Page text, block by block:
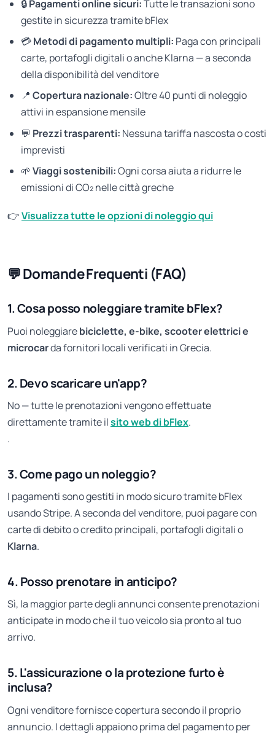
🔒Pagamenti online sicuri:Tutte le transazioni sono
gestite in sicurezza tramite bFlex
💳Metodi di pagamento multipli: Paga con principali
carte, portafogli digitali o anche Klarna — a seconda
della disponibilità del venditore
📍Copertura nazionale:Oltre 40 punti di noleggio
attivi in espansione mensile
💬 Prezzi trasparenti: Nessuna tariffa nascosta o costi
imprevisti
🌱Viaggi sostenibili:Ogni corsa aiuta a ridurre le
emissioni di CO₂ nelle città greche
👉Visualizza tutte le opzioni di noleggio qui
💬 Domande Frequenti (FAQ)
1. Cosa posso noleggiare tramite bFlex?
Puoi noleggiarebiciclette, e-bike, scooter elettrici e
microcarda fornitori locali verificati in Grecia.
2. Devo scaricare un'app?
No — tutte le prenotazioni vengono effettuate
direttamente tramite ilsito web di bFlex.
.
3. Come pago un noleggio?
I pagamenti sono gestiti in modo sicuro tramite bFlex
usando Stripe. A seconda del venditore, puoi pagare con
carte di debito o credito principali, portafogli digitali o
Klarna.
4. Posso prenotare in anticipo?
Sì, la maggior parte degli annunci consente prenotazioni
anticipate in modo che il tuo veicolo sia pronto al tuo
arrivo.
5. L'assicurazione o la protezione furto è
inclusa?
Ogni venditore fornisce copertura secondo il proprio
annuncio. I dettagli appaiono prima del pagamento per